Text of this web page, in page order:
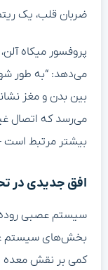
ضربان قلب، یک
پروفسور میکاه
می‌دهد: “به طور
بین بدن و مغز
می‌رسد که اتصال
بیشتر مرتبط
افق جدیدی در
سیستم عصبی روده
بخش‌های سیستم
کمی بر نقش معده